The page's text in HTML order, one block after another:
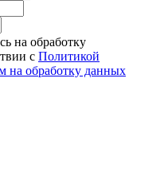
на обработку
с Политикой
на обработку данных